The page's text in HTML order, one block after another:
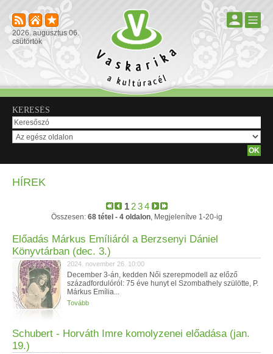
2026. augusztus 06.
csütörtök
KERESÉS
HÍREK
1 2 3 4
Összesen: 68 tétel - 4 oldalon, Megjelenítve 1-20-ig
Előadás Márkus Emíliáról a Berzsenyi Dániel
Könyvtárban (dec. 3.)
2024. november 26. 10:00
December 3-án, kedden Női szerepmodell az előző
századfordulóról: 75 éve hunyt el Szombathely szülötte, P.
Márkus Emília...
Tovább
Schubert - Horváth Imre komolyzenei előadása (jan.
19.)